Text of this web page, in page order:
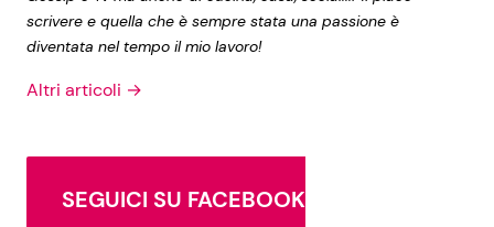
scrivere e quella che è sempre stata una passione è
diventata nel tempo il mio lavoro!
Altri articoli →
SEGUICI SU FACEBOOK